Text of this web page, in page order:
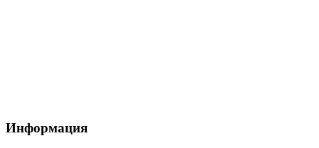
Информация